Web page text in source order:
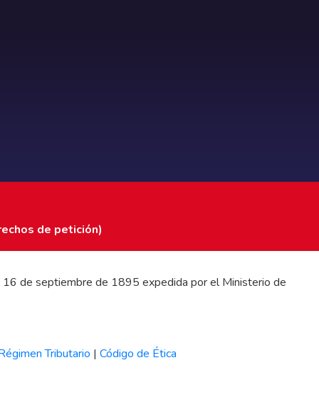
de petición)
16 de septiembre de 1895 expedida por el Ministerio de
Tributario | Código de Ética